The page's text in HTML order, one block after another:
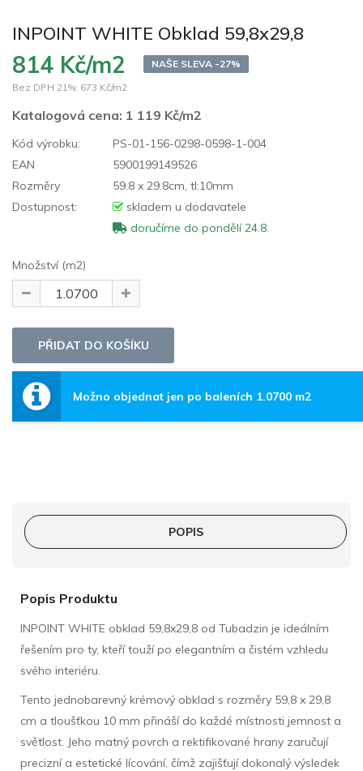
INPOINT WHITE Obklad 59,8x29,8
814 Kč/m2
NAŠE SLEVA -27%
Bez DPH 21%: 673 Kč/m2
Katalogová cena: 1 119 Kč/m2
Kód výrobku:
PS-01-156-0298-0598-1-004
EAN
5900199149526
Rozměry
59.8 x 29.8cm, tl:10mm
Dostupnost:
skladem u dodavatele
doručíme do pondělí 24.8.
Množství (m2)
Možno objednat jen po baleních 1.0700 m2
POPIS
Popis Produktu
INPOINT WHITE obklad 59,8x29,8 od Tubadzin je ideálním
řešením pro ty, kteří touží po elegantním a čistém vzhledu
svého interiéru.
Tento jednobarevný krémový obklad s rozměry 59,8 x 29,8
cm a tloušťkou 10 mm přináší do každé místnosti jemnost a
světlost. Jeho matný povrch a rektifikované hrany zaručují
precizní a estetické lícování, čímž zajišťují dokonalý výsledek